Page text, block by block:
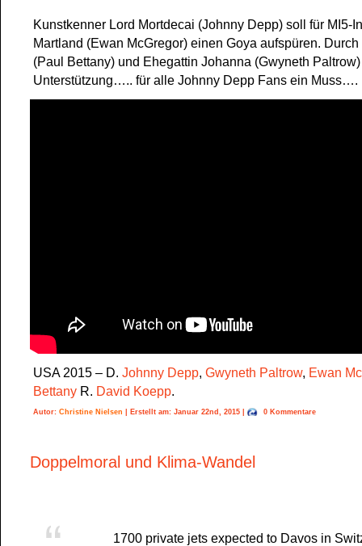
Kunstkenner Lord Mortdecai (Johnny Depp) soll für MI5-
Martland (Ewan McGregor) einen Goya aufspüren.
(Paul Bettany) und Ehegattin Johanna (Gwyneth
Unterstützung….. für alle Johnny Depp Fans ein Muss….
USA 2015 – D. Johnny Depp, Gwyneth Paltrow, Ewan
Bettany R. David Koepp.
Autor: Christine Nielsen | Erstellt am: Januar 22nd, 2015 | 0 Kommentare
Doppelmoral und Klima-Wandel
1700 private jets expected to Davos in